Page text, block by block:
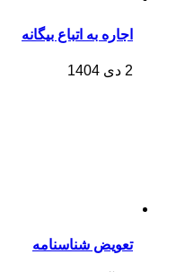
اجاره به اتباع بیگانه
2 دی 1404
تعویض شناسنامه